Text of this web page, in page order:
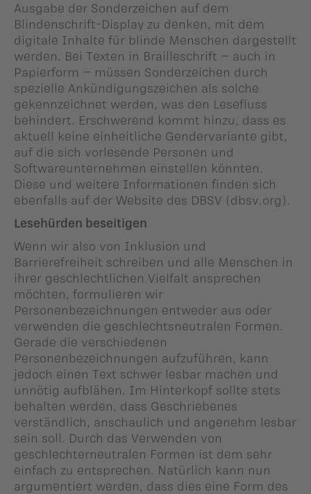
Ausgabe der Sonderzeichen auf dem
Blindenschrift-Display zu denken, mit dem
digitale Inhalte für blinde Menschen dargestellt
werden. Bei Texten in Brailleschrift – auch in
Papierform – müssen Sonderzeichen durch
spezielle Ankündigungszeichen als solche
gekennzeichnet werden, was den Lesefluss
behindert. Erschwerend kommt hinzu, dass es
aktuell keine einheitliche Gendervariante gibt,
auf die sich vorlesende Personen und
Softwareunternehmen einstellen könnten.
Diese und weitere Informationen finden sich
ebenfalls auf der Website des DBSV (dbsv.org).
Lesehürden beseitigen
Wenn wir also von Inklusion und
Barrierefreiheit schreiben und alle Menschen in
ihrer geschlechtlichen Vielfalt ansprechen
möchten, formulieren wir
Personenbezeichnungen entweder aus oder
verwenden die geschlechtsneutralen Formen.
Gerade die verschiedenen
Personenbezeichnungen aufzuführen, kann
jedoch einen Text schwer lesbar machen und
unnötig aufblähen. Im Hinterkopf sollte stets
behalten werden, dass Geschriebenes
verständlich, anschaulich und angenehm lesbar
sein soll. Durch das Verwenden von
geschlechterneutralen Formen ist dem sehr
einfach zu entsprechen. Natürlich kann nun
argumentiert werden, dass dies eine Form des